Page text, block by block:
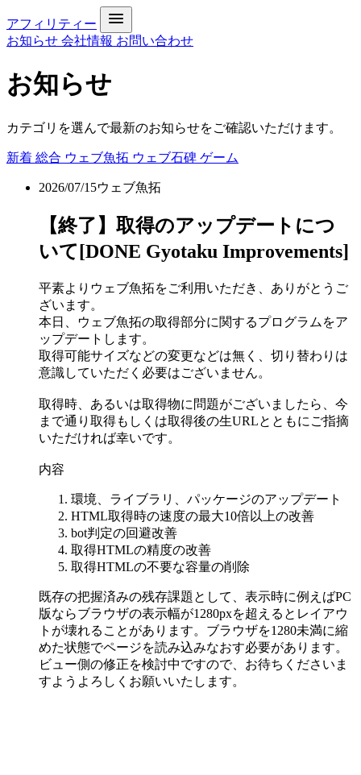
アフィリティー
お知らせ 会社情報 お問い合わせ
お知らせ
カテゴリを選んで最新のお知らせをご確認いただけます。
新着 総合 ウェブ魚拓 ウェブ石碑 ゲーム
2026/07/15ウェブ魚拓
【終了】取得のアップデートにつ
いて[DONE Gyotaku Improvements]
平素よりウェブ魚拓をご利用いただき、ありがとうご
ざいます。
本日、ウェブ魚拓の取得部分に関するプログラムをア
ップデートします。
取得可能サイズなどの変更などは無く、切り替わりは
意識していただく必要はございません。
取得時、あるいは取得物に問題がございましたら、今
まで通り取得もしくは取得後の生URLとともにご指摘
いただければ幸いです。
内容
環境、ライブラリ、パッケージのアップデート
HTML取得時の速度の最大10倍以上の改善
bot判定の回避改善
取得HTMLの精度の改善
取得HTMLの不要な容量の削除
既存の把握済みの残存課題として、表示時に例えばPC
版ならブラウザの表示幅が1280pxを超えるとレイアウ
トが壊れることがあります。ブラウザを1280未満に縮
めた状態でページを読み込みなおす必要があります。
ビュー側の修正を検討中ですので、お待ちくださいま
すようよろしくお願いいたします。